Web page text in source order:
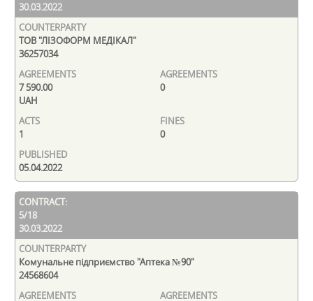
30.03.2022
ТОВ "ЛІЗОФОРМ МЕДІКАЛ"
36257034
7 590.00
UAH
0
1 0
05.04.2022
5/18
30.03.2022
Комунальне підприємство "Аптека №90"
24568604